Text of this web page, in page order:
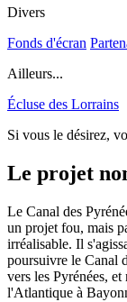
Divers
Fonds d'écran
Ailleurs...
Écluse des Lorrains
Si vous le désirez,
Le projet
Le Canal des
un projet fou, mais
irréalisable. Il
poursuivre le Canal
vers les Pyrénées,
l'Atlantique à